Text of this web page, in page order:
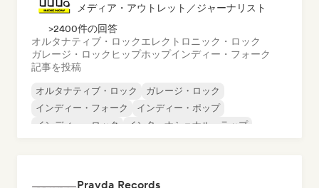
メディア・アウトレット／ジャーナリスト
>2400件の回答
オルタナティブ・ロックエレクトロニック・ロック
ガレージ・ロック ヒップホップインディー・フォーク
記事を投稿
オルタナティブ・ロック
ガレージ・ロック
インディー・フォーク
インディー・ポップ
インディー・ロック
インターナショナル・ラップ
Pravda Records